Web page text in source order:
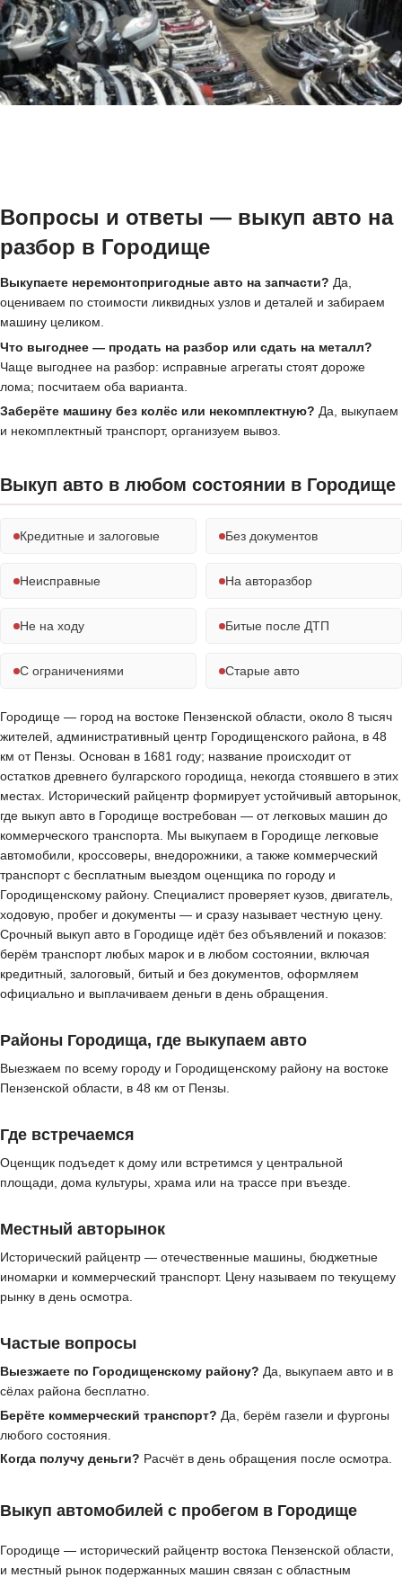
Вопросы и ответы — выкуп авто на
разбор в Городище
Выкупаете неремонтопригодные авто на запчасти? Да,
оцениваем по стоимости ликвидных узлов и деталей и забираем
машину целиком.
Что выгоднее — продать на разбор или сдать на металл?
Чаще выгоднее на разбор: исправные агрегаты стоят дороже
лома; посчитаем оба варианта.
Заберёте машину без колёс или некомплектную? Да, выкупаем
и некомплектный транспорт, организуем вывоз.
Выкуп авто в любом состоянии в Городище
Кредитные и залоговые Без документов
Неисправные На авторазбор
Не на ходу Битые после ДТП
С ограничениями Старые авто
Городище — город на востоке Пензенской области, около 8 тысяч
жителей, административный центр Городищенского района, в 48
км от Пензы. Основан в 1681 году; название происходит от
остатков древнего булгарского городища, некогда стоявшего в этих
местах. Исторический райцентр формирует устойчивый авторынок,
где выкуп авто в Городище востребован — от легковых машин до
коммерческого транспорта. Мы выкупаем в Городище легковые
автомобили, кроссоверы, внедорожники, а также коммерческий
транспорт с бесплатным выездом оценщика по городу и
Городищенскому району. Специалист проверяет кузов, двигатель,
ходовую, пробег и документы — и сразу называет честную цену.
Срочный выкуп авто в Городище идёт без объявлений и показов:
берём транспорт любых марок и в любом состоянии, включая
кредитный, залоговый, битый и без документов, оформляем
официально и выплачиваем деньги в день обращения.
Районы Городища, где выкупаем авто
Выезжаем по всему городу и Городищенскому району на востоке
Пензенской области, в 48 км от Пензы.
Где встречаемся
Оценщик подъедет к дому или встретимся у центральной
площади, дома культуры, храма или на трассе при въезде.
Местный авторынок
Исторический райцентр — отечественные машины, бюджетные
иномарки и коммерческий транспорт. Цену называем по текущему
рынку в день осмотра.
Частые вопросы
Выезжаете по Городищенскому району? Да, выкупаем авто и в
сёлах района бесплатно.
Берёте коммерческий транспорт? Да, берём газели и фургоны
любого состояния.
Когда получу деньги? Расчёт в день обращения после осмотра.
Выкуп автомобилей с пробегом в Городище
Городище — исторический райцентр востока Пензенской области,
и местный рынок подержанных машин связан с областным